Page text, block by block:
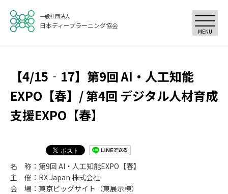
一般社団法人
日本ディープラーニング協会
MENU
【4/15‐17】第9回 AI・人工知能
EXPO【春】/ 第4回 デジタル人材育成
支援EXPO【春】
名 称：第9回 AI・人工知能EXPO【春】
主 催：RX Japan 株式会社
会 場：東京ビッグサイト（東展示棟）